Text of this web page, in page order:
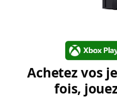
Achetez vos
fois,